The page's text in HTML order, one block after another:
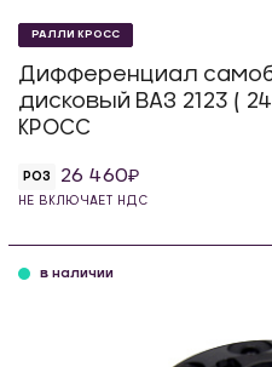
РАЛЛИ КРОСС
Дифференциал
дисковый ВАЗ 2123 (
КРОСС
РОЗ 26 460
НЕ ВКЛЮЧАЕТ НДС
в наличии